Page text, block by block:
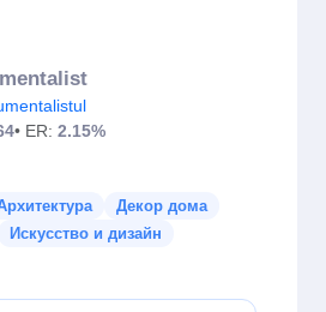
• ER: 2.15%
Декор дома
Искусство и дизайн